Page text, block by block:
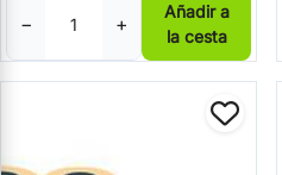
− +
Añadir a
la cesta